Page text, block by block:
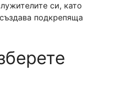
си, като
подкрепяща